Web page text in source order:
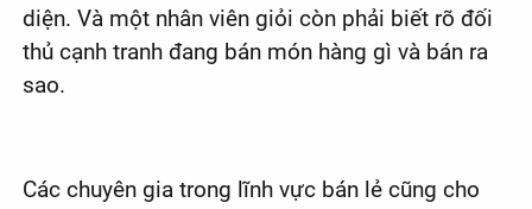
diện. Và một nhân viên giỏi còn phải biết rõ đối
thủ cạnh tranh đang bán món hàng gì và bán ra
sao.
Các chuyên gia trong lĩnh vực bán lẻ cũng cho